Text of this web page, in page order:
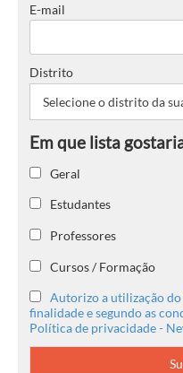
E-mail
Distrito
Geral
Estudantes
Professores
Cursos / Formação
Autorizo a utilização do
finalidade e segundo as
Política de privacidade -